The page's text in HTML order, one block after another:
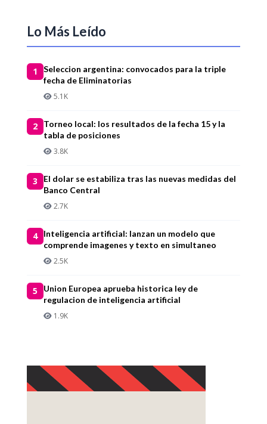
Lo Más Leído
1
Seleccion argentina: convocados para la triple
fecha de Eliminatorias
5.1K
2
Torneo local: los resultados de la fecha 15 y la
tabla de posiciones
3.8K
3
El dolar se estabiliza tras las nuevas medidas del
Banco Central
2.7K
4
Inteligencia artificial: lanzan un modelo que
comprende imagenes y texto en simultaneo
2.5K
5
Union Europea aprueba historica ley de
regulacion de inteligencia artificial
1.9K